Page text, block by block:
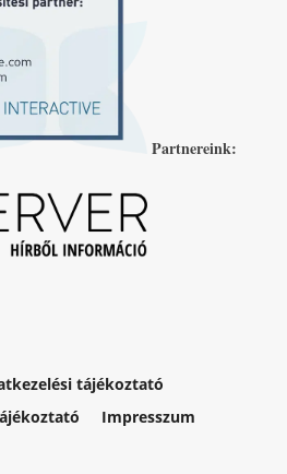
Partnereink:
tájékoztató
Impresszum